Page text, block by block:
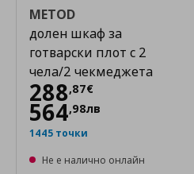
METOD
долен шкаф за
готварски плот с 2
чела/2 чекмеджета
288,87€
Цена288,87 €
564,98лв
1445 точки
Не е налично онлайн